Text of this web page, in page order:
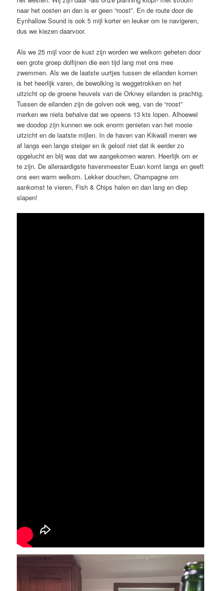
naar het oosten en dan is er geen “roost”. En de route door de
Eynhallow Sound is ook 5 mijl korter en leuker om te navigeren,
dus we kiezen daarvoor.
Als we 25 mijl voor de kust zijn worden we welkom geheten door
een grote groep dolfijnen die een tijd lang met ons mee
zwemmen. Als we de laatste uurtjes tussen de eilanden komen
is het heerlijk varen, de bewolking is weggetrokken en het
uitzicht op de groene heuvels van de Orkney eilanden is prachtig.
Tussen de eilanden zijn de golven ook weg, van de “roost”
merken we niets behalve dat we opeens 13 kts lopen. Alhoewel
we doodop zijn kunnen we ook enorm genieten van het mooie
uitzicht en de laatste mijlen. In de haven van Kikwall meren we
af langs een lange steiger en ik geloof niet dat ik eerder zo
opgelucht en blij was dat we aangekomen waren. Heerlijk om er
te zijn. De alleraardigste havenmeester Euan komt langs en geeft
ons een warm welkom. Lekker douchen, Champagne om
aankomst te vieren, Fish & Chips halen en dan lang en diep
slapen!